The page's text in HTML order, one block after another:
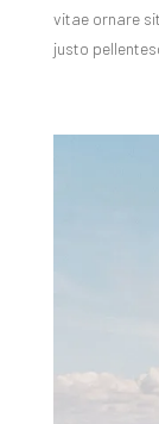
vitae ornare
justo